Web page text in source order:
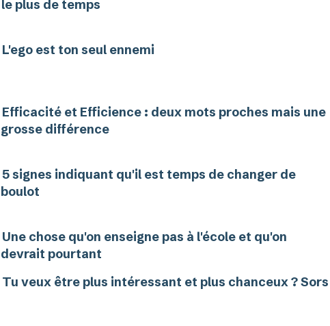
le plus de temps
L'ego est ton seul ennemi
Efficacité et Efficience : deux mots proches mais une
grosse différence
5 signes indiquant qu'il est temps de changer de
boulot
Une chose qu'on enseigne pas à l'école et qu'on
devrait pourtant
Tu veux être plus intéressant et plus chanceux ? Sors